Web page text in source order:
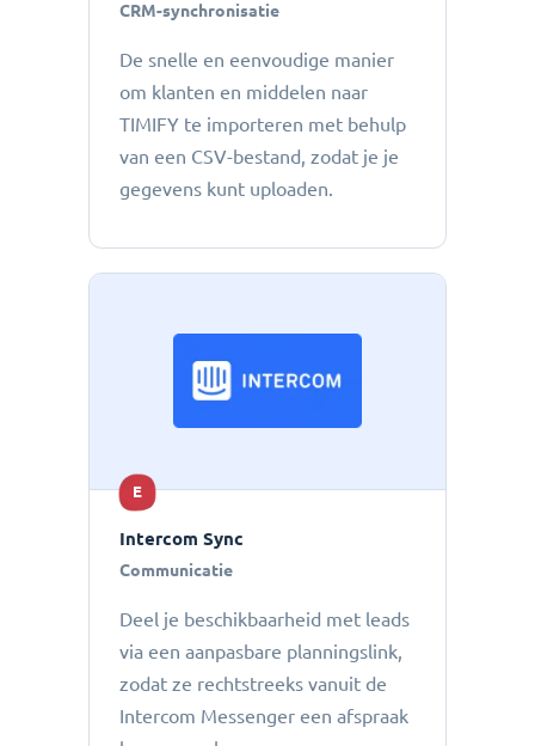
CRM-synchronisatie
De snelle en eenvoudige manier
om klanten en middelen naar
TIMIFY te importeren met behulp
van een CSV-bestand, zodat je je
gegevens kunt uploaden.
E
Intercom Sync
Communicatie
Deel je beschikbaarheid met leads
via een aanpasbare planningslink,
zodat ze rechtstreeks vanuit de
Intercom Messenger een afspraak